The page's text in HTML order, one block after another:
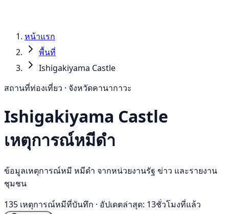
หน้าแรก
พื้นที่
Ishigakiyama Castle
สถานที่ท่องเที่ยว · จังหวัดคานากาวะ
Ishigakiyama Castle
เหตุการณ์หมีดำ
ข้อมูลเหตุการณ์หมี หมีดำ จากหน่วยงานรัฐ ข่าว และรายงาน
ชุมชน
135 เหตุการณ์หมีที่บันทึก · อัปเดตล่าสุด: 13ชั่วโมงที่แล้ว